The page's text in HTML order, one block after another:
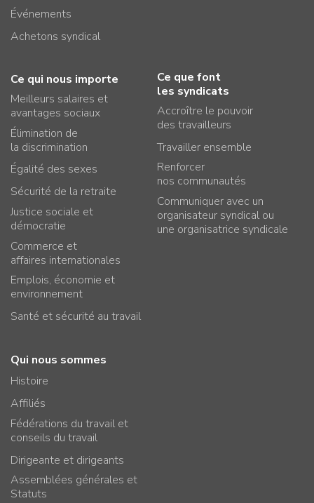
Événements
Achetons syndical
Ce qui nous importe
Meilleurs salaires et
avantages sociaux
Élimination de
la discrimination
Égalité des sexes
Sécurité de la retraite
Justice sociale et
démocratie
Commerce et
affaires internationales
Emplois, économie et
environnement
Santé et sécurité au travail
Ce que font
les syndicats
Accroître le pouvoir
des travailleurs
Travailler ensemble
Renforcer
nos communautés
Communiquer avec un
organisateur syndical ou
une organisatrice syndicale
Qui nous sommes
Histoire
Affiliés
Fédérations du travail et
conseils du travail
Dirigeante et dirigeants
Assemblées générales et
Statuts